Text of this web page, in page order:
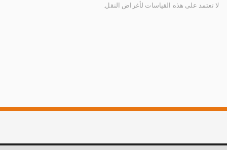
لا تعتمد على هذه القياسات لأغراض النقل.